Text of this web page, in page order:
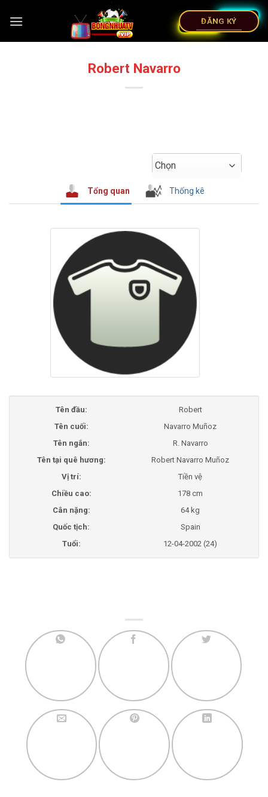
ĐĂNG KÝ
Robert Navarro
Chọn
Tổng quan Thống kê
Tên đầu:
Robert
Tên cuối:
Navarro Muñoz
Tên ngắn:
R. Navarro
Tên tại quê hương:
Robert Navarro Muñoz
Vị trí:
Tiền vệ
Chiều cao:
178 cm
Cân nặng:
64 kg
Quốc tịch:
Spain
Tuổi:
12-04-2002 (24)